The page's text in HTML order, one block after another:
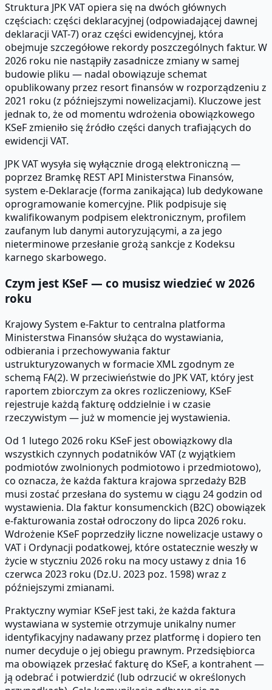
Struktura JPK VAT opiera się na dwóch głównych
częściach: części deklaracyjnej (odpowiadającej dawnej
deklaracji VAT-7) oraz części ewidencyjnej, która
obejmuje szczegółowe rekordy poszczególnych faktur. W
2026 roku nie nastąpiły zasadnicze zmiany w samej
budowie pliku — nadal obowiązuje schemat
opublikowany przez resort finansów w rozporządzeniu z
2021 roku (z późniejszymi nowelizacjami). Kluczowe jest
jednak to, że od momentu wdrożenia obowiązkowego
KSeF zmieniło się źródło części danych trafiających do
ewidencji VAT.
JPK VAT wysyła się wyłącznie drogą elektroniczną —
poprzez Bramkę REST API Ministerstwa Finansów,
system e-Deklaracje (forma zanikająca) lub dedykowane
oprogramowanie komercyjne. Plik podpisuje się
kwalifikowanym podpisem elektronicznym, profilem
zaufanym lub danymi autoryzującymi, a za jego
nieterminowe przesłanie grożą sankcje z Kodeksu
karnego skarbowego.
Czym jest KSeF — co musisz wiedzieć w 2026
roku
Krajowy System e-Faktur to centralna platforma
Ministerstwa Finansów służąca do wystawiania,
odbierania i przechowywania faktur
ustrukturyzowanych w formacie XML zgodnym ze
schemą FA(2). W przeciwieństwie do JPK VAT, który jest
raportem zbiorczym za okres rozliczeniowy, KSeF
rejestruje każdą fakturę oddzielnie i w czasie
rzeczywistym — już w momencie jej wystawienia.
Od 1 lutego 2026 roku KSeF jest obowiązkowy dla
wszystkich czynnych podatników VAT (z wyjątkiem
podmiotów zwolnionych podmiotowo i przedmiotowo),
co oznacza, że każda faktura krajowa sprzedaży B2B
musi zostać przesłana do systemu w ciągu 24 godzin od
wystawienia. Dla faktur konsumenckich (B2C) obowiązek
e-fakturowania został odroczony do lipca 2026 roku.
Wdrożenie KSeF poprzedziły liczne nowelizacje ustawy o
VAT i Ordynacji podatkowej, które ostatecznie weszły w
życie w styczniu 2026 roku na mocy ustawy z dnia 16
czerwca 2023 roku (Dz.U. 2023 poz. 1598) wraz z
późniejszymi zmianami.
Praktyczny wymiar KSeF jest taki, że każda faktura
wystawiana w systemie otrzymuje unikalny numer
identyfikacyjny nadawany przez platformę i dopiero ten
numer decyduje o jej obiegu prawnym. Przedsiębiorca
ma obowiązek przesłać fakturę do KSeF, a kontrahent —
ją odebrać i potwierdzić (lub odrzucić w określonych